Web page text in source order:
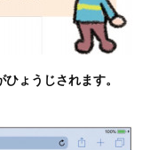
ょうじされます。